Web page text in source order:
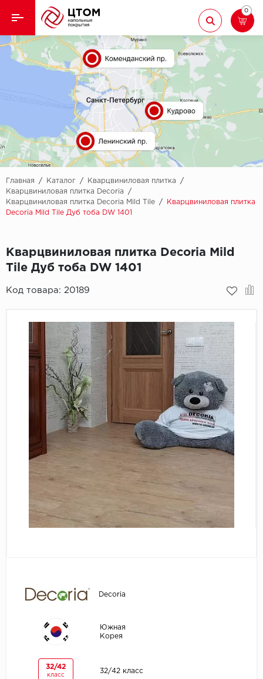
Назад
Кварцвиниловая плитка
Назад
Aberhof
Adelar
Alfa
AllureFloor
Aquamax
Classen
CorkArt Vinyl
CronaFloor
Damy Floor
Decoria
Dolce Flooring
EcoClick
Ламинат
Ковролин
Линолеум
Паркет
Паркетная доска
Подложка
0
Главная / Каталог / Кварцвиниловая плитка
/
Кварцвиниловая плитка Decoria
/
Кварцвиниловая плитка Decoria Mild Tile
/
Кварцвиниловая плитка
Decoria Mild Tile Дуб тоба DW 1401
Кварцвиниловая плитка Decoria Mild
Tile Дуб тоба DW 1401
Код товара: 20189
Decoria
Южная
Корея
32/42
класс
32/42 класс